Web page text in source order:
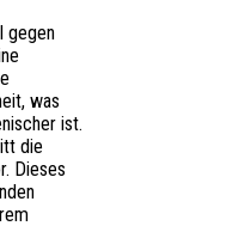
gegen
was
ist.
die
Dieses